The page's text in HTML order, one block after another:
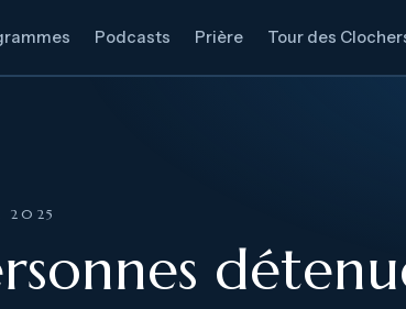
Podcasts Prière Tour des
2025